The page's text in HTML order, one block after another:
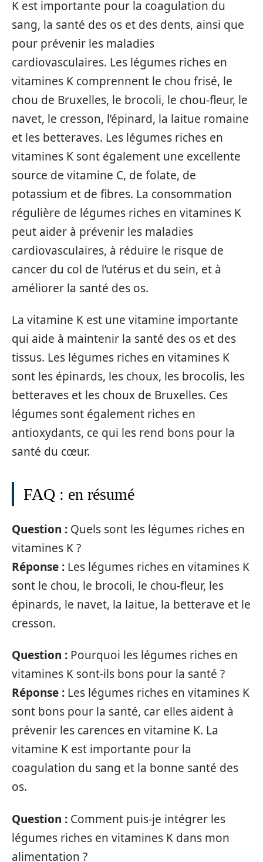
K est importante pour la coagulation du
sang, la santé des os et des dents, ainsi que
pour prévenir les maladies
cardiovasculaires. Les légumes riches en
vitamines K comprennent le chou frisé, le
chou de Bruxelles, le brocoli, le chou-fleur, le
navet, le cresson, l’épinard, la laitue romaine
et les betteraves. Les légumes riches en
vitamines K sont également une excellente
source de vitamine C, de folate, de
potassium et de fibres. La consommation
régulière de légumes riches en vitamines K
peut aider à prévenir les maladies
cardiovasculaires, à réduire le risque de
cancer du col de l’utérus et du sein, et à
améliorer la santé des os.
La vitamine K est une vitamine importante
qui aide à maintenir la santé des os et des
tissus. Les légumes riches en vitamines K
sont les épinards, les choux, les brocolis, les
betteraves et les choux de Bruxelles. Ces
légumes sont également riches en
antioxydants, ce qui les rend bons pour la
santé du cœur.
FAQ : en résumé
Question : Quels sont les légumes riches en
vitamines K ?
Réponse : Les légumes riches en vitamines K
sont le chou, le brocoli, le chou-fleur, les
épinards, le navet, la laitue, la betterave et le
cresson.
Question : Pourquoi les légumes riches en
vitamines K sont-ils bons pour la santé ?
Réponse : Les légumes riches en vitamines K
sont bons pour la santé, car elles aident à
prévenir les carences en vitamine K. La
vitamine K est importante pour la
coagulation du sang et la bonne santé des
os.
Question : Comment puis-je intégrer les
légumes riches en vitamines K dans mon
alimentation ?